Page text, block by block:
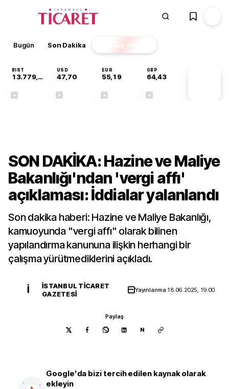
Bugün Son Dakika Finans EKSTRA
BIST
13.779,39
USD
47,70
EUR
55,19
GBP
64,43
SON DAKİKA: Hazine ve Maliye
Bakanlığı'ndan 'vergi affı'
açıklaması: İddialar yalanlandı
Son dakika haberi: Hazine ve Maliye Bakanlığı,
kamuoyunda "vergi affı" olarak bilinen
yapılandırma kanununa ilişkin herhangi bir
çalışma yürütmediklerini açıkladı.
İ
İSTANBUL TICARET
GAZETESI
Yayınlanma 18.06.2025, 19:00
Paylaş
N
Google'da bizi tercih edilen kaynak olarak
ekleyin